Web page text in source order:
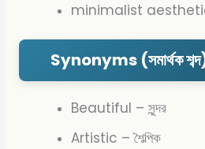
minimalist
Synonyms (সমার্থক
Beautiful – সুন্দর
Artistic – শৈল্পিক